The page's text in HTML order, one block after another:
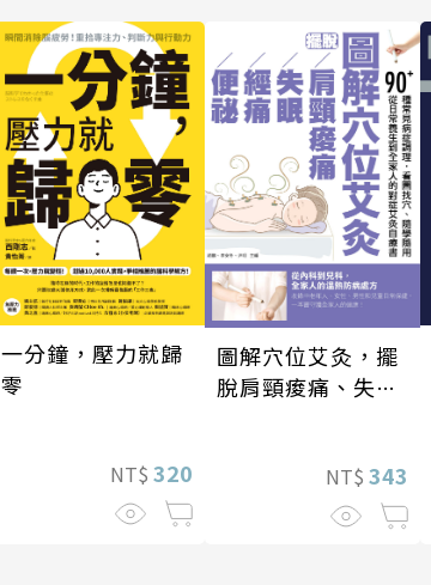
一分鐘，壓力就歸
零
NT$ 320
圖解穴位艾灸，擺
脫肩頸痠痛、失
NT$ 343